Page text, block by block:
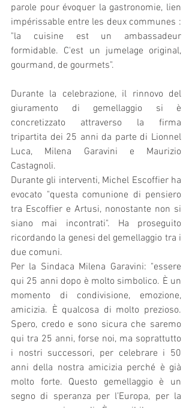
parole pour évoquer la gastronomie, lien
impérissable entre les deux communes :
"la cuisine est un ambassadeur
formidable. C'est un jumelage original,
gourmand, de gourmets".
Durante la celebrazione, il rinnovo del
giuramento di gemellaggio si è
concretizzato attraverso la firma
tripartita dei 25 anni da parte di Lionnel
Luca, Milena Garavini e Maurizio
Castagnoli.
Durante gli interventi, Michel Escoffier ha
evocato "questa comunione di pensiero
tra Escoffier e Artusi, nonostante non si
siano mai incontrati". Ha proseguito
ricordando la genesi del gemellaggio tra i
due comuni.
Per la Sindaca Milena Garavini: "essere
qui 25 anni dopo è molto simbolico. È un
momento di condivisione, emozione,
amicizia. È qualcosa di molto prezioso.
Spero, credo e sono sicura che saremo
qui tra 25 anni, forse noi, ma soprattutto
i nostri successori, per celebrare i 50
anni della nostra amicizia perché è già
molto forte. Questo gemellaggio è un
segno di speranza per l’Europa, per la